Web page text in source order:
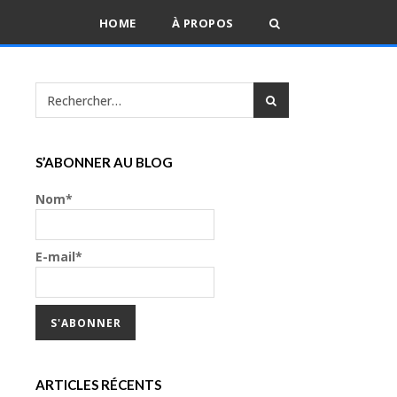
HOME À PROPOS
S’ABONNER AU BLOG
Nom*
E-mail*
ARTICLES RÉCENTS